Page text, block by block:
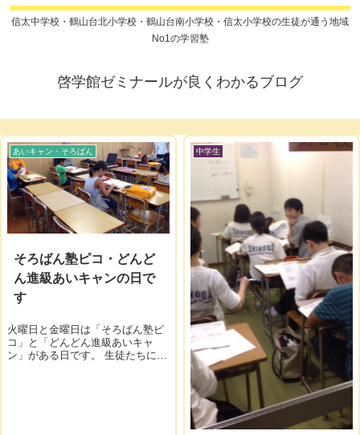
信太中学校・鶴山台北小学校・鶴山台南小学校・信太小学校の生徒が通う地域
No1の学習塾
啓学館ゼミナールが良くわかるブログ
あいキャン・そろばん
そろばん塾ピコ・どんど
ん進級あいキャンの日で
す
火曜日と金曜日は「そろばん塾ピ
コ」と「どんどん進級あいキャ
ン」がある日です。 生徒たちには
中学生